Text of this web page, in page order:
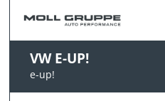
VW E-UP!
e-up!